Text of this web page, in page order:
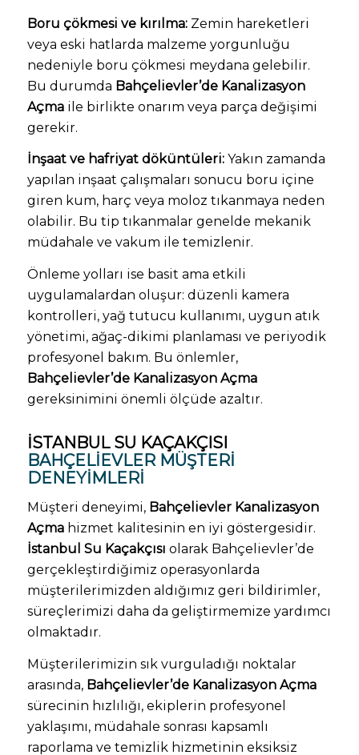
Boru çökmesi ve kırılma:Zemin hareketleri
veya eski hatlarda malzeme yorgunluğu
nedeniyle boru çökmesi meydana gelebilir.
Bu durumda Bahçelievler’de Kanalizasyon
Açmaile birlikte onarım veya parça değişimi
gerekir.
İnşaat ve hafriyat döküntüleri:Yakın zamanda
yapılan inşaat çalışmaları sonucu boru içine
giren kum, harç veya moloz tıkanmaya neden
olabilir. Bu tip tıkanmalar genelde mekanik
müdahale ve vakum ile temizlenir.
Önleme yolları ise basit ama etkili
uygulamalardan oluşur: düzenli kamera
kontrolleri, yağ tutucu kullanımı, uygun atık
yönetimi, ağaç-dikimi planlaması ve periyodik
profesyonel bakım. Bu önlemler,
Bahçelievler’de Kanalizasyon Açma
gereksinimini önemli ölçüde azaltır.
İSTANBUL SU KAÇAKÇISI
BAHÇELIEVLER MÜŞTERI
DENEYIMLERI
Müşteri deneyimi, Bahçelievler Kanalizasyon
Açmahizmet kalitesinin en iyi göstergesidir.
İstanbul Su Kaçakçısı olarak Bahçelievler’de
gerçekleştirdiğimiz operasyonlarda
müşterilerimizden aldığımız geri bildirimler,
süreçlerimizi daha da geliştirmemize yardımcı
olmaktadır.
Müşterilerimizin sık vurguladığı noktalar
arasında, Bahçelievler’de Kanalizasyon Açma
sürecinin hızlılığı, ekiplerin profesyonel
yaklaşımı, müdahale sonrası kapsamlı
raporlama ve temizlik hizmetinin eksiksiz